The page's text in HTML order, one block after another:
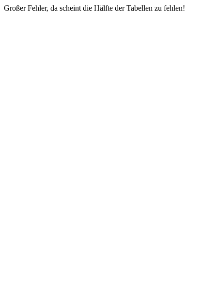
Großer Fehler, da scheint die Hälfte der Tabellen zu fehlen!